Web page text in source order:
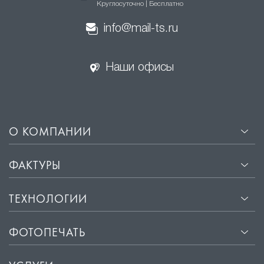
мягкого свечения, что придаёт помещению уют и
подвержены деформации и сохраняют свой
первоначальный вид на протяжении многих лет.
Лёгкость установки. Монтаж сатиновых потолков
занимает всего несколько часов и не требует
подготовки поверхности потолка.
защищает помещение от влаги и пыли.
Круглосуточно | Бесплатно
info@mail-ts.ru
Наши офисы
О КОМПАНИИ
ФАКТУРЫ
ТЕХНОЛОГИИ
ФОТОПЕЧАТЬ